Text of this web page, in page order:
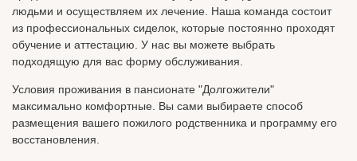
людьми и осуществляем их лечение. Наша команда состоит
из профессиональных сиделок, которые постоянно проходят
обучение и аттестацию. У нас вы можете выбрать
подходящую для вас форму обслуживания.
Условия проживания в пансионате "Долгожители"
максимально комфортные. Вы сами выбираете способ
размещения вашего пожилого родственника и программу его
восстановления.